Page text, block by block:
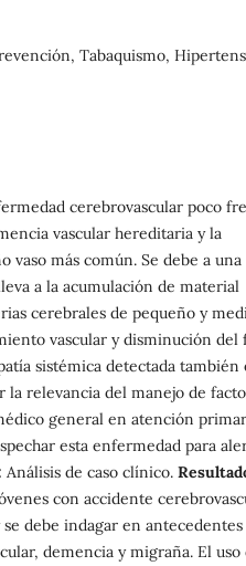
Tabaquismo,
cerebrovascular poco
vascular hereditaria y la
más común. Se debe a una
a la acumulación de material
cerebrales de pequeño y
vascular y disminución del
sistémica detectada también
la relevancia del manejo de
general en atención
esta enfermedad para
Análisis de caso clínico.
con accidente
debe indagar en antecedentes
demencia y migraña. El uso